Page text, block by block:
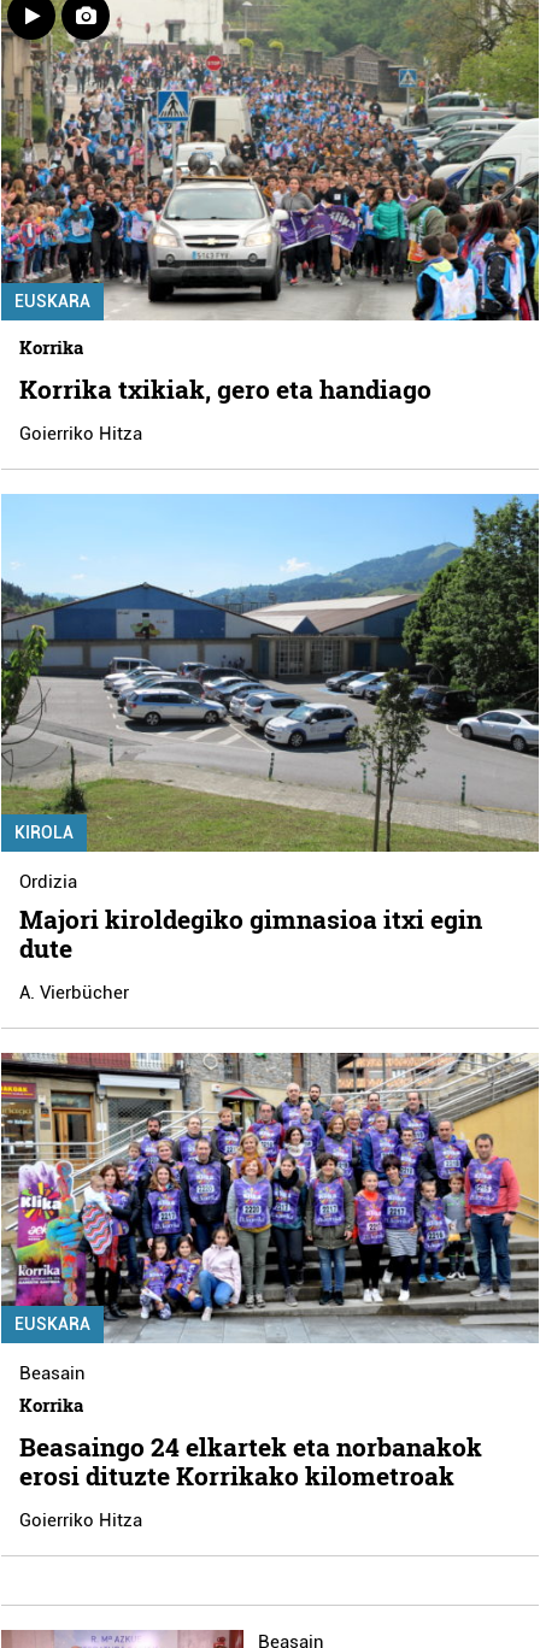
EUSKARA
Korrika
Korrika txikiak, gero eta handiago
Goierriko Hitza
KIROLA
Ordizia
Majori kiroldegiko gimnasioa itxi egin
dute
A. Vierbücher
EUSKARA
Beasain
Korrika
Beasaingo 24 elkartek eta norbanakok
erosi dituzte Korrikako kilometroak
Goierriko Hitza
Beasain